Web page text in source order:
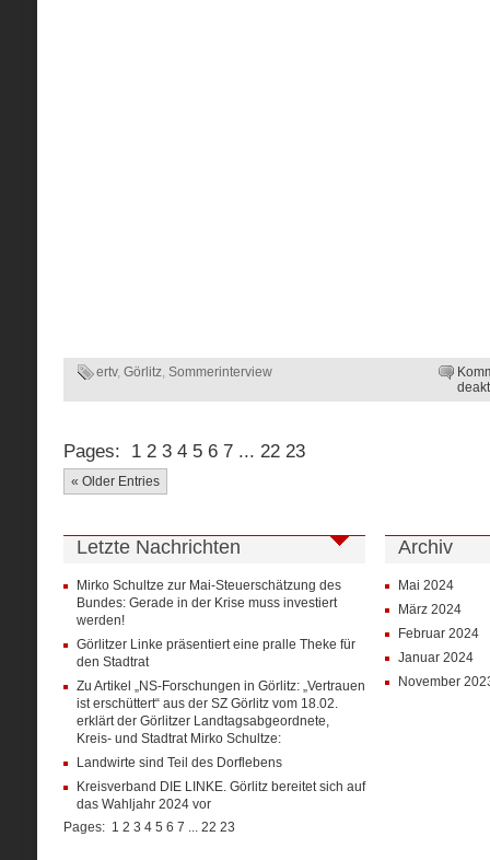
ertv, Görlitz, Sommerinterview
Pages: 1 2 3 4 5 6 7 ... 22 23
« Older Entries
Letzte Nachrichten
Mirko Schultze zur Mai-Steuerschätzung des
Bundes: Gerade in der Krise muss investiert
werden!
Görlitzer Linke präsentiert eine pralle Theke für
den Stadtrat
Zu Artikel „NS-Forschungen in Görlitz: „Vertrauen
ist erschüttert“ aus der SZ Görlitz vom 18.02.
erklärt der Görlitzer Landtagsabgeordnete,
Kreis- und Stadtrat Mirko Schultze:
Landwirte sind Teil des Dorflebens
Kreisverband DIE LINKE. Görlitz bereitet sich auf
das Wahljahr 2024 vor
Pages: 1 2 3 4 5 6 7 ... 22 23
Archiv
Mai 2024
März 2024
Februar 2024
Januar 2024
November